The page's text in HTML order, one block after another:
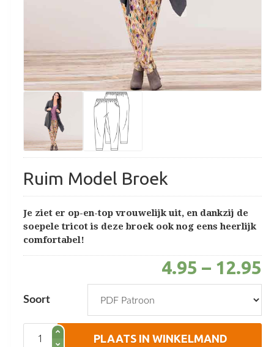
Ruim Model Broek
Je ziet er op-en-top vrouwelijk uit, en dankzij de
soepele tricot is deze broek ook nog eens heerlijk
comfortabel!
4.95 – 12.95
Soort
Ruim
Model
PLAATS IN WINKELMAND